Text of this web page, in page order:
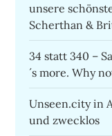
unsere
Scherthan &
34 statt 340 –
´s more. Why
Unseen.city in
und zwecklos